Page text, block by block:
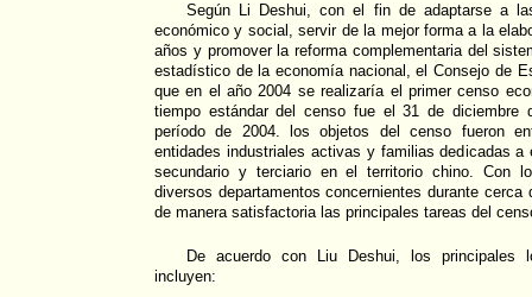
Según Li Deshui, con el fin de adaptarse a
económico y social, servir de la mejor forma a la
años y promover la reforma complementaria del
estadístico de la economía nacional, el Consejo de
que en el año 2004 se realizaría el primer censo
tiempo estándar del censo fue el 31 de
período de 2004. los objetos del censo fueron
entidades industriales activas y familias dedicadas a
secundario y terciario en el territorio chino. Con
diversos departamentos concernientes durante
de manera satisfactoria las principales tareas del
De acuerdo con Liu Deshui, los principales
incluyen: